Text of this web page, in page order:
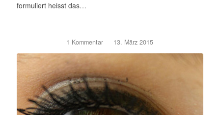
formuliert heisst das…
1 Kommentar
/ 13. März 2015